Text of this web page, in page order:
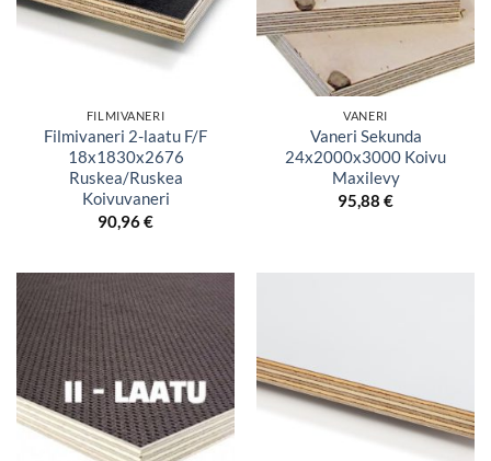
FILMIVANERI
Filmivaneri 2-laatu F/F
18x1830x2676
Ruskea/Ruskea
Koivuvaneri
90,96€
VANERI
Vaneri Sekunda
24x2000x3000 Koivu
Maxilevy
95,88 €